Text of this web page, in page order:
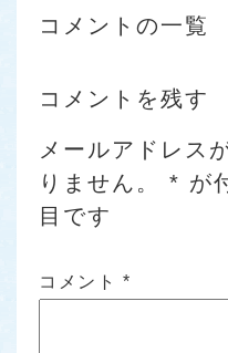
コメントの一覧
コメントを残す
メールアドレス
りません。
* が
目です
コメント *